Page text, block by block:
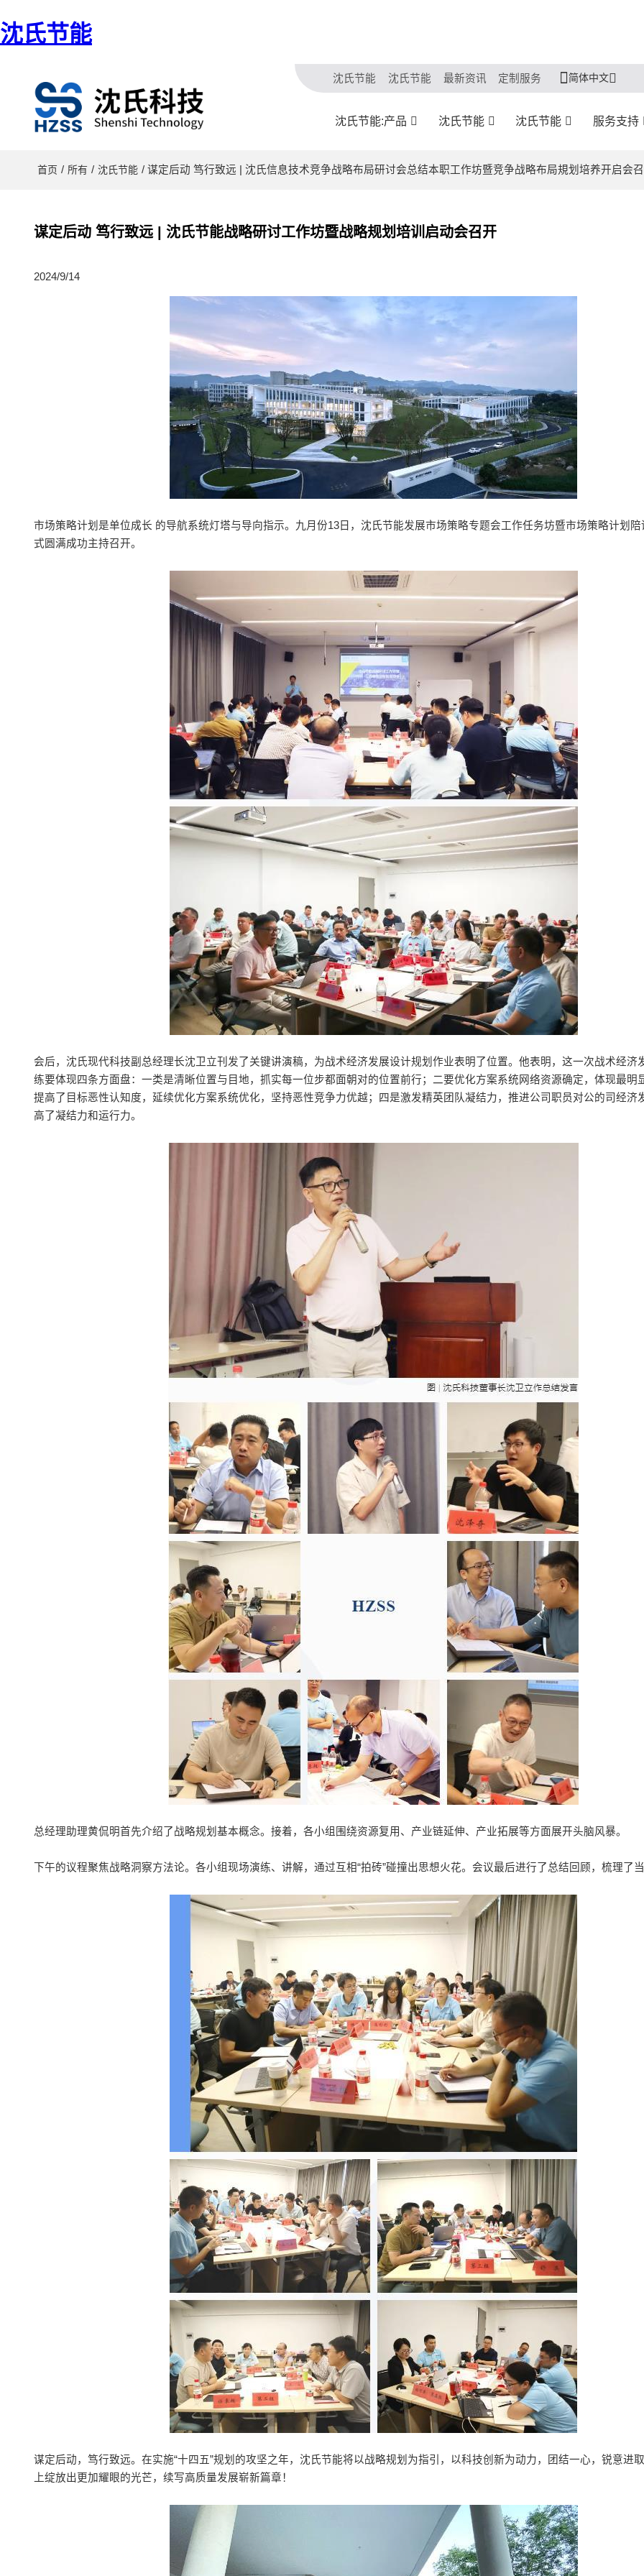
沈氏节能
沈氏节能 沈氏节能 最新资讯 定制服务 简体中文
沈氏节能:产品 沈氏节能 沈氏节能 服务支持
首页 / 所有 / 沈氏节能 / 谋定后动 笃行致远 | 沈氏信息技术竞争战略布局研讨会总结本职工作坊暨竞争战略布局規划培养开启会
谋定后动 笃行致远 | 沈氏节能战略研讨工作坊暨战略规划培训启动会召开
2024/9/14
市场策略计划是单位成长 的导航系统灯塔与导向指示。九月份13日，沈氏节能发展市场策略专题会工作任务坊暨市场策略计划陪
式圆满成功主持召开。
会后，沈氏现代科技副总经理长沈卫立刊发了关键讲演稿，为战术经济发展设计规划作业表明了位置。他表明，这一次战术经济
练要体现四条方面盘：一类是清晰位置与目地，抓实每一位步都面朝对的位置前行；二要优化方案系统网络资源确定，体现最明
提高了目标恶性认知度，延续优化方案系统优化，坚持恶性竞争力优越；四是激发精英团队凝结力，推进公司职员对公的司经济
高了凝结力和运行力。
总经理助理黄侃明首先介绍了战略规划基本概念。接着，各小组围绕资源复用、产业链延伸、产业拓展等方面展开头脑风暴。
下午的议程聚焦战略洞察方法论。各小组现场演练、讲解，通过互相“拍砖”碰撞出思想火花。会议最后进行了总结回顾，梳理了当
谋定后动，笃行致远。在实施“十四五”规划的攻坚之年，沈氏节能将以战略规划为指引，以科技创新为动力，团结一心，锐意进
上绽放出更加耀眼的光芒，续写高质量发展崭新篇章！